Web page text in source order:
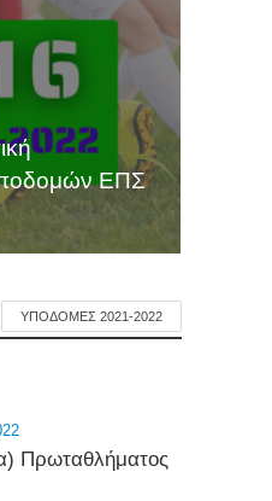
ΕΠΣ
ΥΠΟΔΟΜΕΣ 2021-2022
Πρωταθλήματος